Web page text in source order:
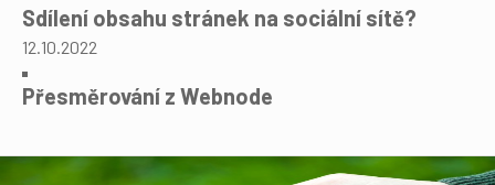
Sdílení obsahu stránek na sociální sítě?
12.10.2022
Přesměrování z Webnode